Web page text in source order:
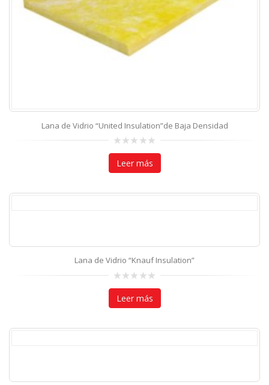
Lana de Vidrio “United Insulation”de Baja Densidad
0
out
5
Leer más
Lana de Vidrio “Knauf Insulation”
0
out
5
Leer más